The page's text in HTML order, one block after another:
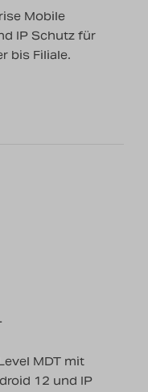
Mobile
IP Schutz für
bis Filiale.
MDT mit
12 und IP